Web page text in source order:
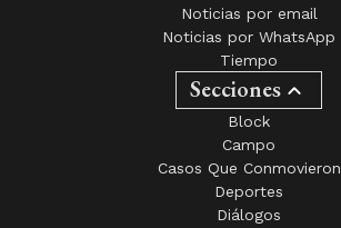
Noticias por email
Noticias por WhatsApp
Tiempo
Secciones
Block
Campo
Casos Que Conmovieron
Deportes
Diálogos